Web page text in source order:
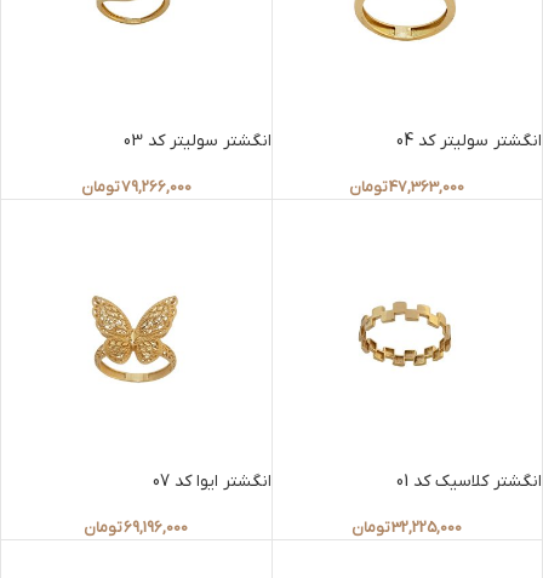
انگشتر سولیتر کد 04
47,363,000تومان
انگشتر سولیتر کد 03
79,266,000تومان
انگشتر کلاسیک کد 01
32,225,000تومان
انگشتر ایوا کد 07
69,196,000تومان